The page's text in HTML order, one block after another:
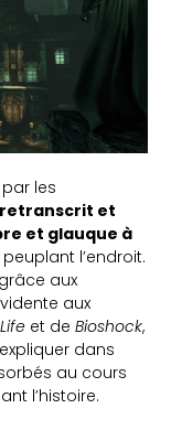
les
et
et glauque à
l’endroit.
aux
aux
et deBioshock,
dans
au cours
l’histoire.